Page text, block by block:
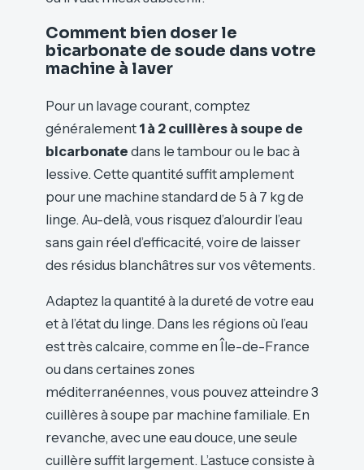
Comment bien doser le
bicarbonate de soude dans votre
machine à laver
Pour un lavage courant, comptez
généralement 1 à 2 cuillères à soupe de
bicarbonate dans le tambour ou le bac à
lessive. Cette quantité suffit amplement
pour une machine standard de 5 à 7 kg de
linge. Au-delà, vous risquez d’alourdir l’eau
sans gain réel d’efficacité, voire de laisser
des résidus blanchâtres sur vos vêtements.
Adaptez la quantité à la dureté de votre eau
et à l’état du linge. Dans les régions où l’eau
est très calcaire, comme en Île-de-France
ou dans certaines zones
méditerranéennes, vous pouvez atteindre 3
cuillères à soupe par machine familiale. En
revanche, avec une eau douce, une seule
cuillère suffit largement. L’astuce consiste à